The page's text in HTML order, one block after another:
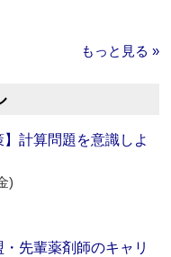
もっと見る »
】計算問題を意識しよ
)
・先輩薬剤師のキャリ